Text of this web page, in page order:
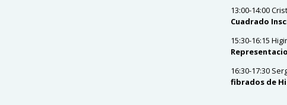
13:00-14:00
Cuadrado
15:30-16:15
16:30-17:30
fibrados de